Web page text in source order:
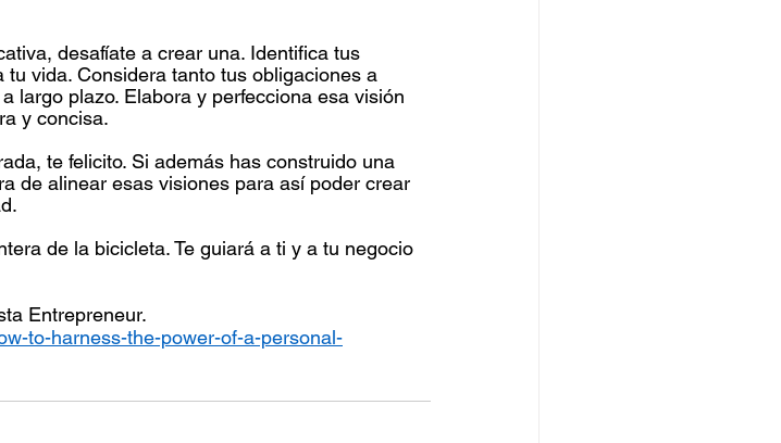
desafíate a crear una. Identifica tus
vida. Considera tanto tus obligaciones a
largo plazo. Elabora y perfecciona esa visión
y concisa.
te felicito. Si además has construido una
de alinear esas visiones para así poder crear
de la bicicleta. Te guiará a ti y a tu negocio
Entrepreneur.
to-harness-the-power-of-a-personal-